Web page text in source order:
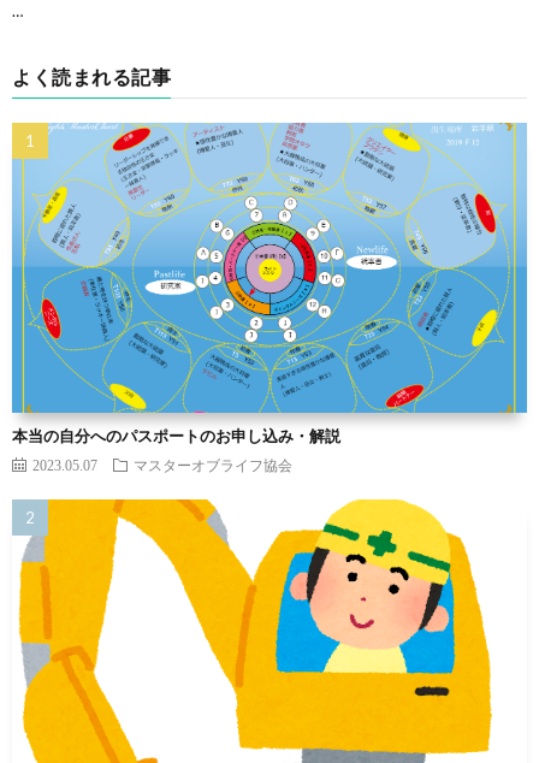
…
よく読まれる記事
本当の自分へのパスポートのお申し込み・解説
2023.05.07 マスターオブライフ協会